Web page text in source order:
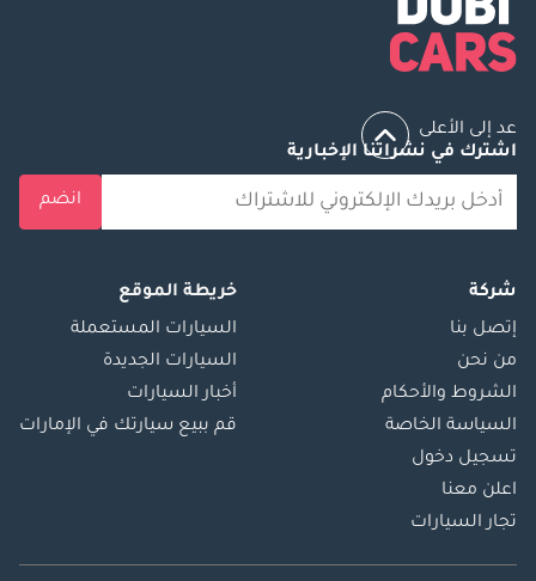
عد إلى الأعلى
اشترك في نشراتنا الإخبارية
انضم
شركة
إتصل بنا
من نحن
الشروط والأحكام
السياسة الخاصة
تسجيل دخول
اعلن معنا
تجار السيارات
خريطة الموقع
السيارات المستعملة
السيارات الجديدة
أخبار السيارات
قم ببيع سيارتك في الإمارات